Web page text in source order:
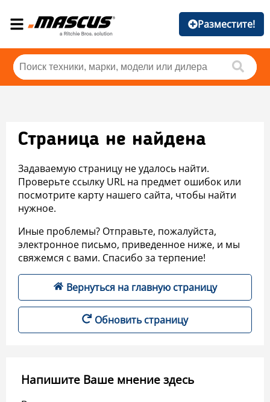
Разместите!
Страница не найдена
Задаваемую страницу не удалось найти.
Проверьте ссылку URL на предмет ошибок или
посмотрите карту нашего сайта, чтобы найти
нужное.
Иные проблемы? Отправьте, пожалуйста,
электронное письмо, приведенное ниже, и мы
свяжемся с вами. Спасибо за терпение!
Вернуться на главную страницу
Обновить страницу
Напишите Ваше мнение здесь